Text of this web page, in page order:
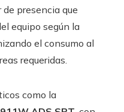
presencia que
equipo según la
el consumo al
requeridas.
como la